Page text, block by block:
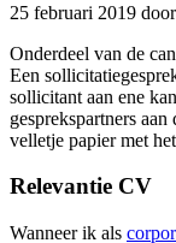
25 februari 2019 door
Onderdeel van de
Een
sollicitant aan ene
gesprekspartners
velletje papier met
Relevantie CV
Wanneer ik als